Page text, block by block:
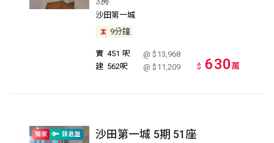
沙田第一城
9分鐘
實 451 呎
@ $13,968
建 562呎 @ $11,209 $ 630萬
獨家 鎖匙盤 沙田第一城 5期 51座